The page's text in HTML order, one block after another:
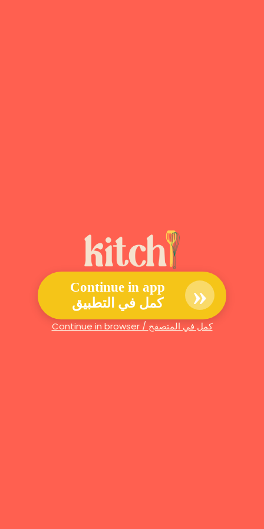
Continue in app
كمل في التطبيق
»
Continue in browser / كمل في المتصفح